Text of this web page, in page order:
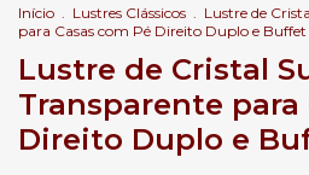
Início . Lustres Clássicos . Lustre de
para Casas com Pé Direito Duplo e Buffet
Lustre de Cristal
Transparente para
Direito Duplo e